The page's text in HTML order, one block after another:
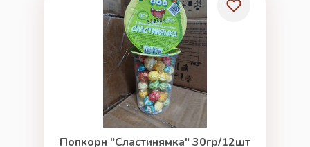
Попкорн "Сластинямка" 30гр/12шт